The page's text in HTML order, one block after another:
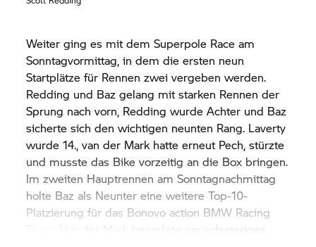
Weiter ging es mit dem Superpole Race am
Sonntagvormittag, in dem die ersten neun
Startplätze für Rennen zwei vergeben werden.
Redding und Baz gelang mit starken Rennen der
Sprung nach vorn, Redding wurde Achter und Baz
sicherte sich den wichtigen neunten Rang. Laverty
wurde 14., van der Mark hatte erneut Pech, stürzte
und musste das Bike vorzeitig an die Box bringen.
Im zweiten Hauptrennen am Sonntagnachmittag
holte Baz als Neunter eine weitere Top-10-
Platzierung für das Bonovo action BMW Racing
Team. Van der Mark beendete ein schwieriges